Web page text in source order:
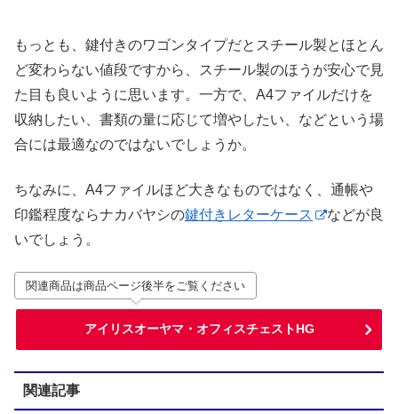
もっとも、鍵付きのワゴンタイプだとスチール製とほとん
ど変わらない値段ですから、スチール製のほうが安心で見
た目も良いように思います。一方で、A4ファイルだけを
収納したい、書類の量に応じて増やしたい、などという場
合には最適なのではないでしょうか。
ちなみに、A4ファイルほど大きなものではなく、通帳や
印鑑程度ならナカバヤシの鍵付きレターケース
などが良
いでしょう。
関連商品は商品ページ後半をご覧ください
アイリスオーヤマ・オフィスチェストHG
関連記事